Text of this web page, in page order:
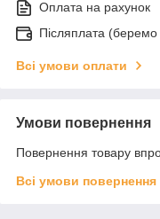
Оплата на рахунок
Післяплата
Всі умови оплати
Умови повернення
Повернення товару
Всі умови повернення